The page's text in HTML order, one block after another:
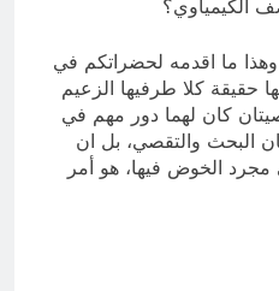
الكيمياوي؟
وهذا ما اقدمه لحضراتكم في
حقيقة كلا طرفيها الزعيم
كان لهما دور مهم في
البحث والتقصي، بل ان
الخوض فيها، هو أمر